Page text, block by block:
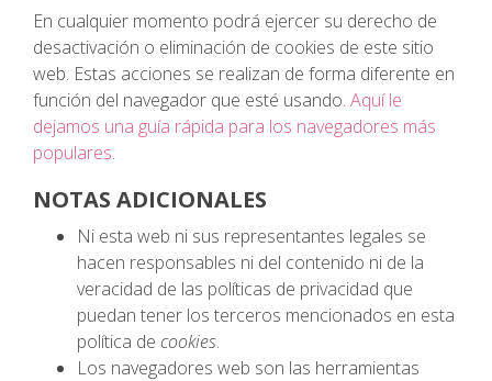
En cualquier momento podrá ejercer su derecho de
desactivación o eliminación de cookies de este sitio
web. Estas acciones se realizan de forma diferente en
función del navegador que esté usando. Aquí le
dejamos una guía rápida para los navegadores más
populares.
NOTAS ADICIONALES
Ni esta web ni sus representantes legales se
hacen responsables ni del contenido ni de la
veracidad de las políticas de privacidad que
puedan tener los terceros mencionados en esta
política de cookies.
Los navegadores web son las herramientas